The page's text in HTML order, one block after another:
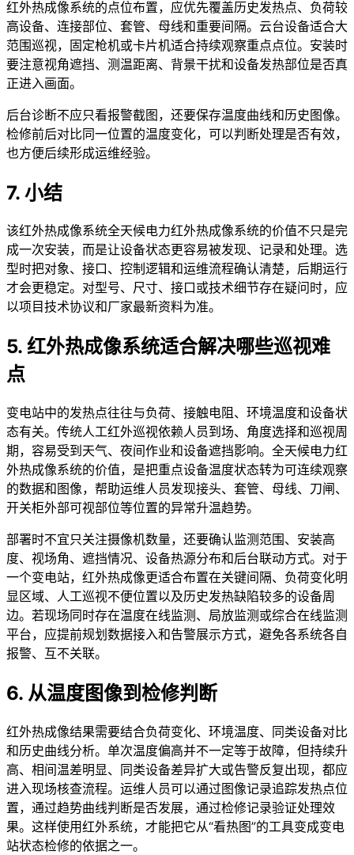
红外热成像系统的点位布置，应优先覆盖历史发热点、负荷较
高设备、连接部位、套管、母线和重要间隔。云台设备适合大
范围巡视，固定枪机或卡片机适合持续观察重点点位。安装时
要注意视角遮挡、测温距离、背景干扰和设备发热部位是否真
正进入画面。
后台诊断不应只看报警截图，还要保存温度曲线和历史图像。
检修前后对比同一位置的温度变化，可以判断处理是否有效，
也方便后续形成运维经验。
7. 小结
该红外热成像系统全天候电力红外热成像系统的价值不只是完
成一次安装，而是让设备状态更容易被发现、记录和处理。选
型时把对象、接口、控制逻辑和运维流程确认清楚，后期运行
才会更稳定。对型号、尺寸、接口或技术细节存在疑问时，应
以项目技术协议和厂家最新资料为准。
5. 红外热成像系统适合解决哪些巡视难
点
变电站中的发热点往往与负荷、接触电阻、环境温度和设备状
态有关。传统人工红外巡视依赖人员到场、角度选择和巡视周
期，容易受到天气、夜间作业和设备遮挡影响。全天候电力红
外热成像系统的价值，是把重点设备温度状态转为可连续观察
的数据和图像，帮助运维人员发现接头、套管、母线、刀闸、
开关柜外部可视部位等位置的异常升温趋势。
部署时不宜只关注摄像机数量，还要确认监测范围、安装高
度、视场角、遮挡情况、设备热源分布和后台联动方式。对于
一个变电站，红外热成像更适合布置在关键间隔、负荷变化明
显区域、人工巡视不便位置以及历史发热缺陷较多的设备周
边。若现场同时存在温度在线监测、局放监测或综合在线监测
平台，应提前规划数据接入和告警展示方式，避免各系统各自
报警、互不关联。
6. 从温度图像到检修判断
红外热成像结果需要结合负荷变化、环境温度、同类设备对比
和历史曲线分析。单次温度偏高并不一定等于故障，但持续升
高、相间温差明显、同类设备差异扩大或告警反复出现，都应
进入现场核查流程。运维人员可以通过图像记录追踪发热点位
置，通过趋势曲线判断是否发展，通过检修记录验证处理效
果。这样使用红外系统，才能把它从“看热图”的工具变成变电
站状态检修的依据之一。